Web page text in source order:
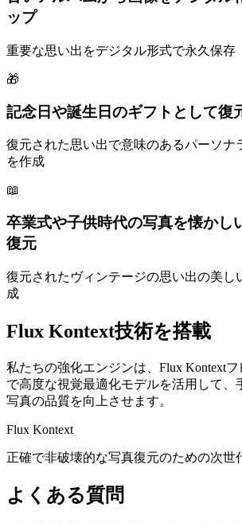
ップ
重要な思い出をデジタル形式で永久保存
🎁
記念日や誕生日のギフトとして復
復元された思い出で意味のあるパーソナ
を作成
📖
卒業式や子供時代の写真を懐かし
復元
復元されたヴィンテージの思い出の美し
成
Flux Kontext技術を搭載
私たちの強化エンジンは、Flux Kontext
で高度な視覚最適化モデルを活用して、
写真の品質を向上させます。
Flux Kontext
正確で非破壊的な写真復元のための次世
よくある質問